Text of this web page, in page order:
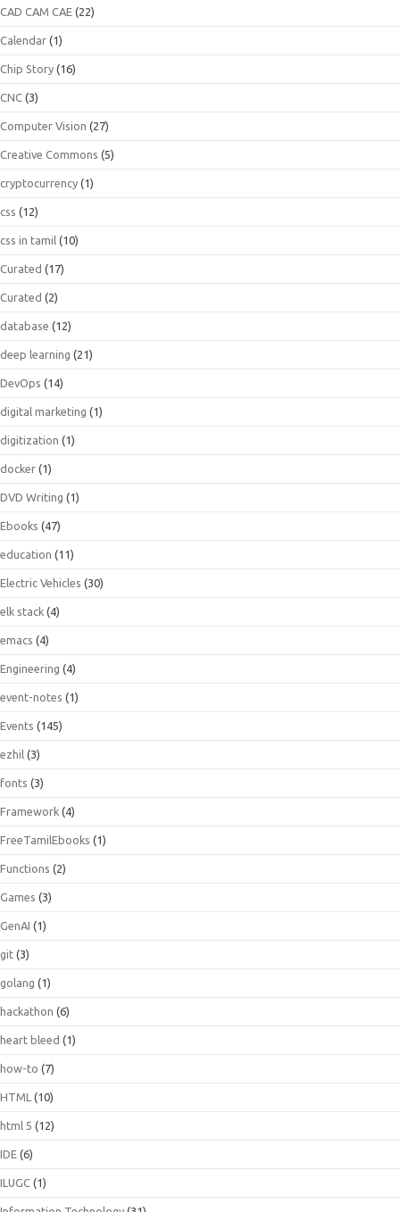
CAD CAM CAE (22)
Calendar (1)
Chip Story (16)
CNC (3)
Computer Vision (27)
Creative Commons (5)
cryptocurrency (1)
css (12)
css in tamil (10)
Curated (17)
Curated (2)
database (12)
deep learning (21)
DevOps (14)
digital marketing (1)
digitization (1)
docker (1)
DVD Writing (1)
Ebooks (47)
education (11)
Electric Vehicles (30)
elk stack (4)
emacs (4)
Engineering (4)
event-notes (1)
Events (145)
ezhil (3)
fonts (3)
Framework (4)
FreeTamilEbooks (1)
Functions (2)
Games (3)
GenAI (1)
git (3)
golang (1)
hackathon (6)
heart bleed (1)
how-to (7)
HTML (10)
html 5 (12)
IDE (6)
ILUGC (1)